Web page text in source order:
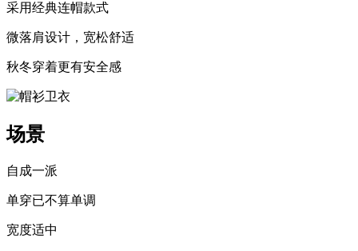
采用经典连帽款式
微落肩设计，宽松舒适
秋冬穿着更有安全感
场景
自成一派
单穿已不算单调
宽度适中